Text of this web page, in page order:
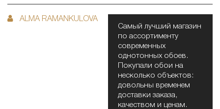
ALMA RAMANKULOVA
Самый лучший магазин
по ассортименту
современных
однотонных обоев.
Покупали обои на
несколько объектов:
довольны временем
доставки заказа,
качеством и ценам.